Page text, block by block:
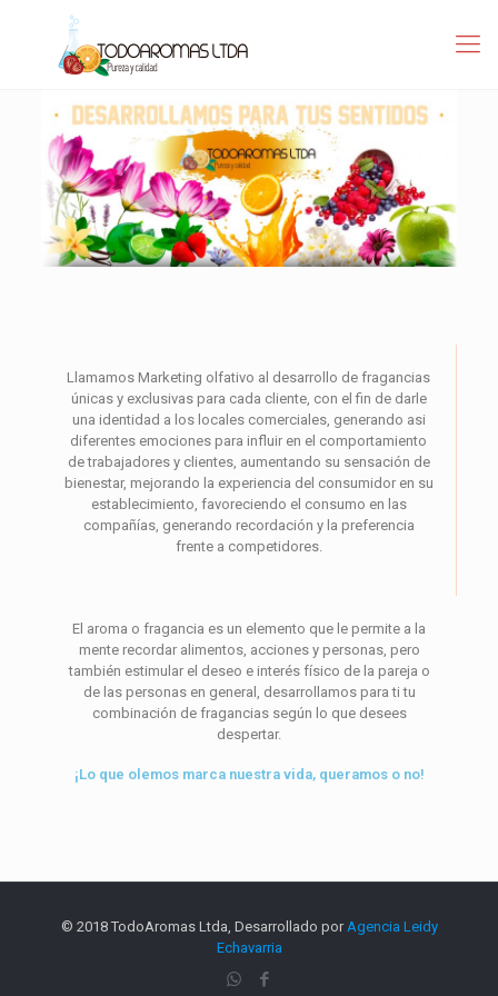
Llamamos Marketing olfativo al desarrollo de fragancias
únicas y exclusivas para cada cliente, con el fin de darle
una identidad a los locales comerciales, generando asi
diferentes emociones para influir en el comportamiento
de trabajadores y clientes, aumentando su sensación de
bienestar, mejorando la experiencia del consumidor en su
establecimiento, favoreciendo el consumo en las
compañías, generando recordación y la preferencia
frente a competidores.
El aroma o fragancia es un elemento que le permite a la
mente recordar alimentos, acciones y personas, pero
también estimular el deseo e interés físico de la pareja o
de las personas en general, desarrollamos para ti tu
combinación de fragancias según lo que desees
despertar.
¡Lo que olemos marca nuestra vida, queramos o no!
© 2018 TodoAromas Ltda, Desarrollado porAgencia Leidy
Echavarria